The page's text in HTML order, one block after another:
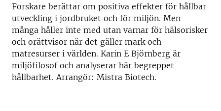
Forskare berättar om positiva effekter för hållbar
utveckling i jordbruket och för miljön. Men
många håller inte med utan varnar för hälsorisker
och orättvisor när det gäller mark och
matresurser i världen. Karin E Björnberg är
miljöfilosof och analyserar här begreppet
hållbarhet. Arrangör: Mistra Biotech.